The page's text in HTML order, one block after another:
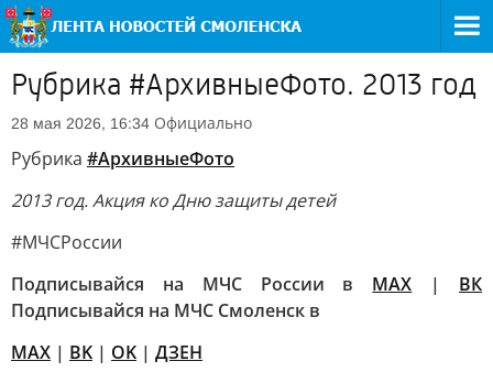
Рубрика #АрхивныеФото. 2013 год
28 мая 2026, 16:34 Официально
Рубрика #АрхивныеФото
2013 год. Акция ко Дню защиты детей
#МЧСРоссии
Подписывайся на МЧС России в MAX | ВК
Подписывайся на МЧС Смоленск в
MAX | BK | OK | ДЗЕН